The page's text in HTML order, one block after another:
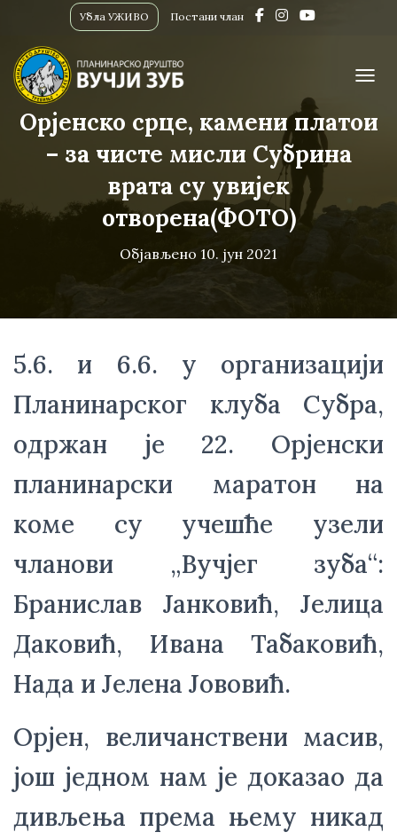
Убла УЖИВО Постани члан
Орјенско срце, камени платои
– за чисте мисли Субрина
врата су увијек
отворена(ФОТО)
Објављено 10. јун 2021
5.6. и 6.6. у организацији
Планинарског клуба Субра,
одржан је 22. Орјенски
планинарски маратон на
коме су учешће узели
чланови „Вучјег зуба“:
Бранислав Јанковић, Јелица
Даковић, Ивана Табаковић,
Нада и Јелена Јововић.
Орјен, величанствени масив,
још једном нам је доказао да
дивљења према њему никад